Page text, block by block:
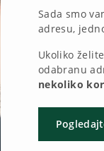
Sada smo
adresu,
Ukoliko
odabranu
nekoliko